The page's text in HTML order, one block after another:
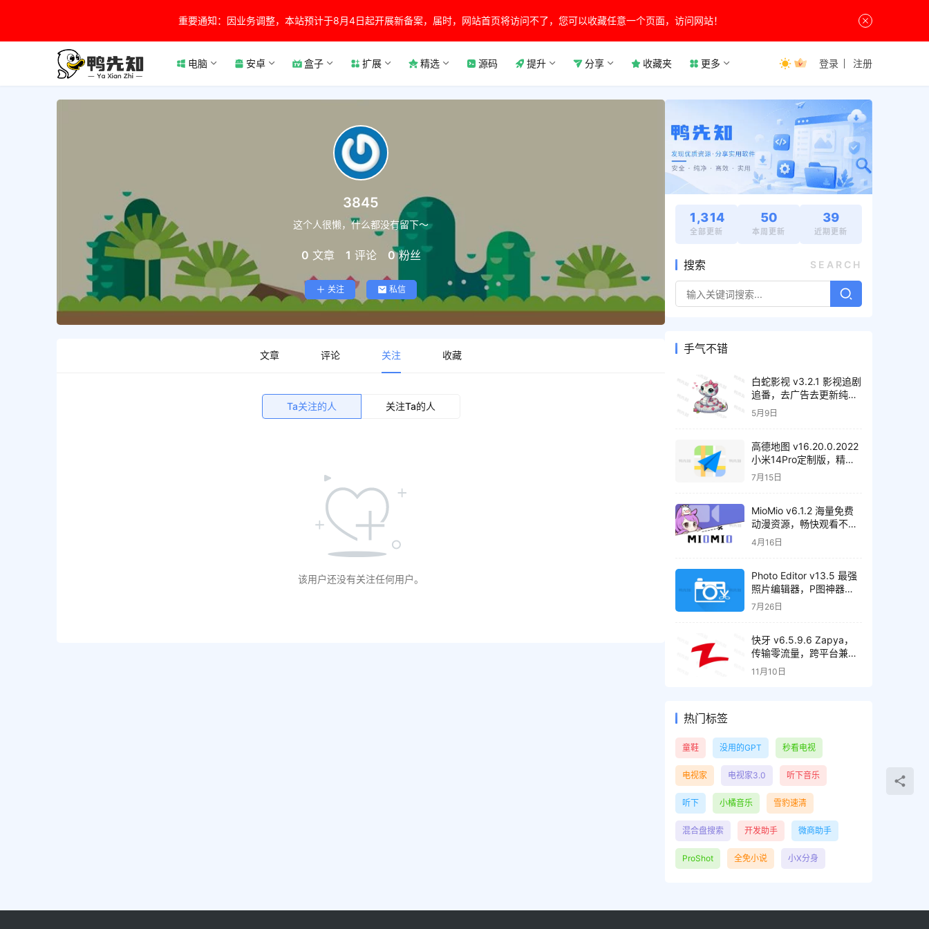
重要通知：因业务调整，本站预计于8月4日起开展新备案，届时，网站首页将访问不了，您可以收藏任意一个页面，访问网站！
电脑 安卓 盒子 扩展 精选 源码 提升 分享 收藏夹 更多 登录 注册
3845
这个人很懒，什么都没有留下～
0 文章 1 评论 0 粉丝
关注 私信
文章 评论 关注 收藏
Ta关注的人 关注Ta的人
该用户还没有关注任何用户。
1,314
全部更新
50
本周更新
39
近期更新
搜索 SEARCH
手气不错
白蛇影视 v3.2.1 影视追剧
追番，去广告去更新纯净
版
5月9日
高德地图 v16.20.0.2022
小米14Pro定制版，精简
纯净版
7月15日
MioMio v6.1.2 海量免费
动漫资源，畅快观看不间
断，去广告纯净版
4月16日
Photo Editor v13.5 最强
照片编辑器，P图神器，
解锁高级版
7月26日
快牙 v6.5.9.6 Zapya，
传输零流量，跨平台兼
容，解锁高级版
11月10日
热门标签
童鞋 没用的GPT 秒看电视
电视家 电视家3.0 听下音乐
听下 小橘音乐 雪豹速清
混合盘搜索 开发助手 微商助手
ProShot 全免小说 小X分身